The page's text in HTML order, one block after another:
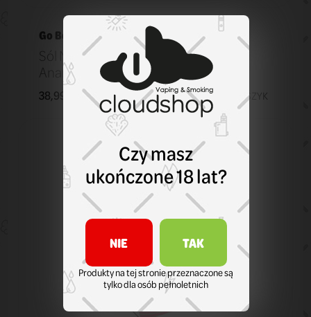
Go Bears Drops
Sól Nikotynowa B26 Go Bears Drops
Ananas 20 mg
38,99 zł KOSZYK
Czy masz
ukończone 18 lat?
NIE TAK
Produkty na tej stronie przeznaczone są
tylko dla osób pełnoletnich